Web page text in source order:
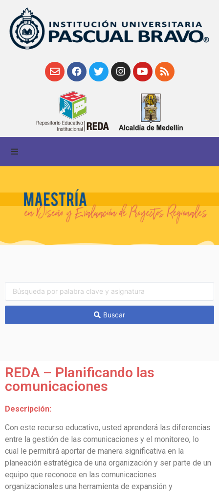
Buscar
REDA – Planificando las
comunicaciones
Descripción:
Con este recurso educativo, usted aprenderá las diferencias
entre la gestión de las comunicaciones y el monitoreo, lo
cual le permitirá aportar de manera significativa en la
planeación estratégica de una organización y ser parte de un
equipo que reconoce en las comunicaciones
organizacionales una herramienta de expansión y